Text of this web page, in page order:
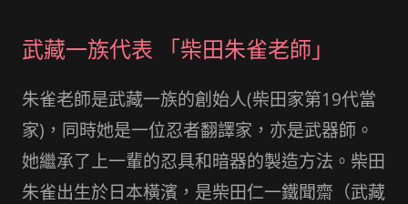
武藏一族代表 「柴田朱雀老師」
朱雀老師是武藏一族的創始人(柴田家第19代當
家)，同時她是一位忍者翻譯家，亦是武器師。
她繼承了上一輩的忍具和暗器的製造方法。柴田
朱雀出生於日本橫濱，是柴田仁一鐵聞齋（武藏